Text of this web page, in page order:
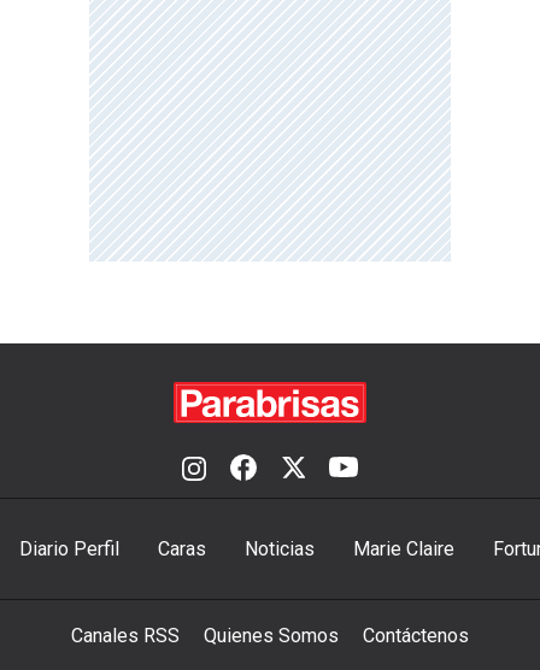
Diario Perfil Caras Noticias Marie Claire
Canales RSS Quienes Somos Contáctenos